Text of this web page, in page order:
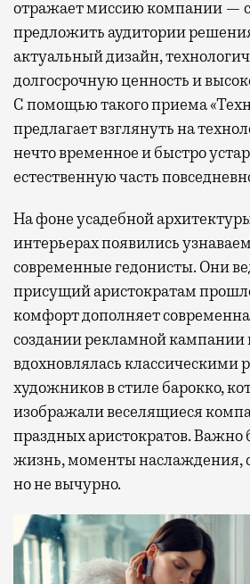
отражает миссию компании —
предложить аудитории
актуальный дизайн,
долгосрочную ценность и
С помощью такого приема
предлагает взглянуть на
нечто временное и быстро
естественную часть
На фоне усадебной
интерьерах появились
современные гедонисты. Они
присущий аристократам
комфорт дополняет
создании рекламной кампании
вдохновлялась классическими
художников в стиле барокко,
изображали веселящиеся
праздных аристократов. Важно
жизнь, моменты наслаждения,
но не вычурно.